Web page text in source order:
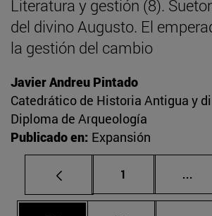
Literatura y gestión (8).
del divino Augusto. El
la gestión del cambio
Javier Andreu Pintado
Catedrático de Historia Antigua y
Diploma de Arqueología
Publicado en: Expansión
Página
1 ...